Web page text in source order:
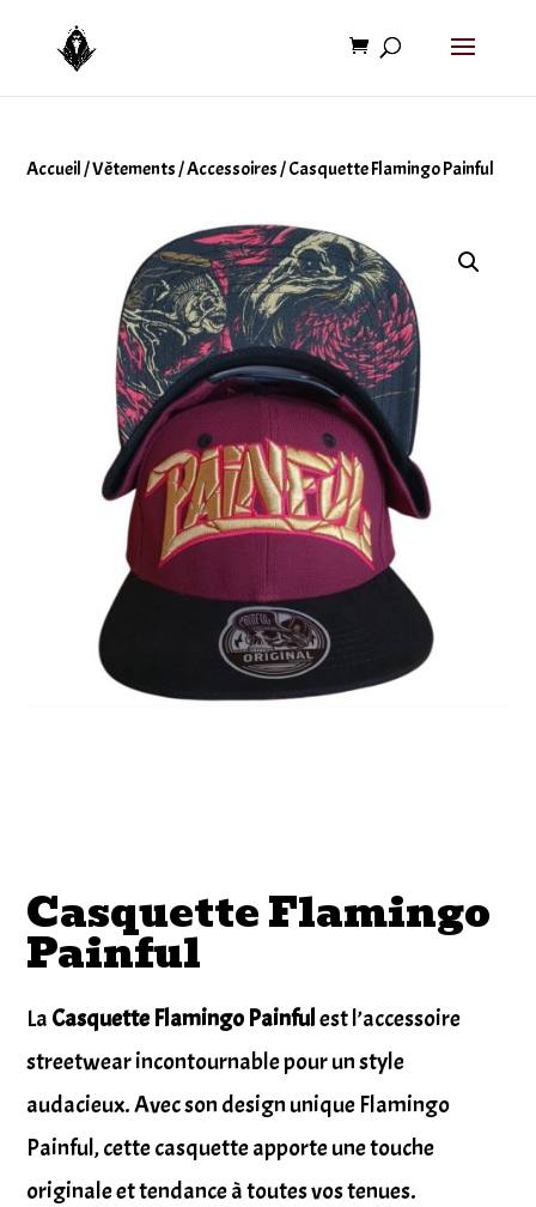
Accueil/Vêtements/Accessoires/ Casquette Flamingo Painful
Casquette Flamingo
Painful
La Casquette Flamingo Painfulest l’accessoire
streetwear incontournable pour un style
audacieux. Avec son design unique Flamingo
Painful, cette casquette apporte une touche
originale et tendance à toutes vos tenues.